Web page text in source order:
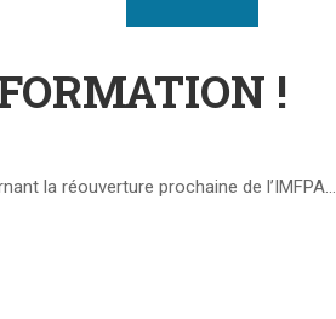
!
la réouverture prochaine de l’IMFPA…